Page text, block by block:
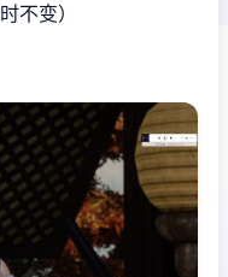
不变）